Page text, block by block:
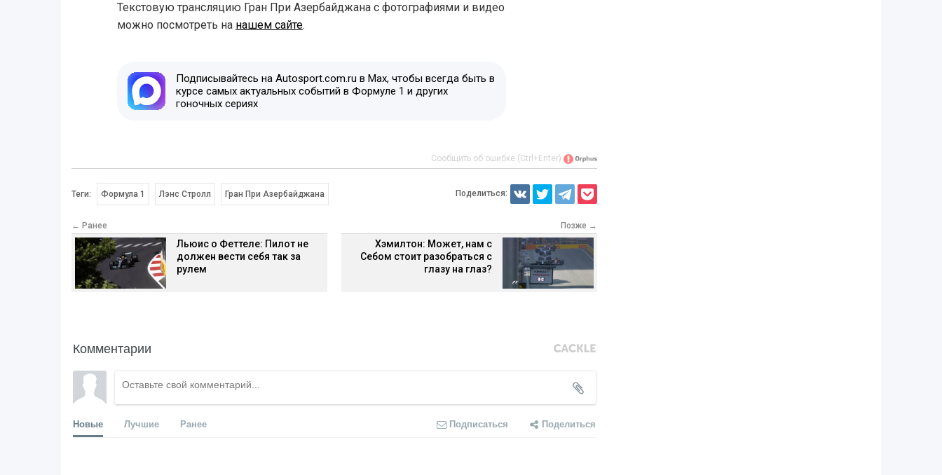
Текстовую трансляцию Гран При Азербайджана с фотографиями и видео
можно посмотреть на нашем сайте.
Подписывайтесь на Autosport.com.ru в Max, чтобы всегда быть в
курсе самых актуальных событий в Формуле 1 и других
гоночных сериях
Сообщить об ошибке (Ctrl+Enter)
Теги: Формула 1 Лэнс Стролл Гран При Азербайджана Поделиться:
← Ранее
Льюис о Феттеле: Пилот не
должен вести себя так за
рулем
Позже →
Хэмилтон: Может, нам с
Себом стоит разобраться с
глазу на глаз?
Комментарии
Новые Лучшие Ранее Подписаться Поделиться